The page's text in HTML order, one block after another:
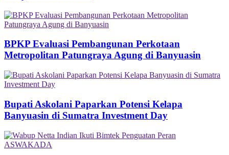
BPKP Evaluasi Pembangunan Perkotaan
Metropolitan Patungraya Agung di Banyuasin
Bupati Askolani Paparkan Potensi Kelapa
Banyuasin di Sumatra Investment Day